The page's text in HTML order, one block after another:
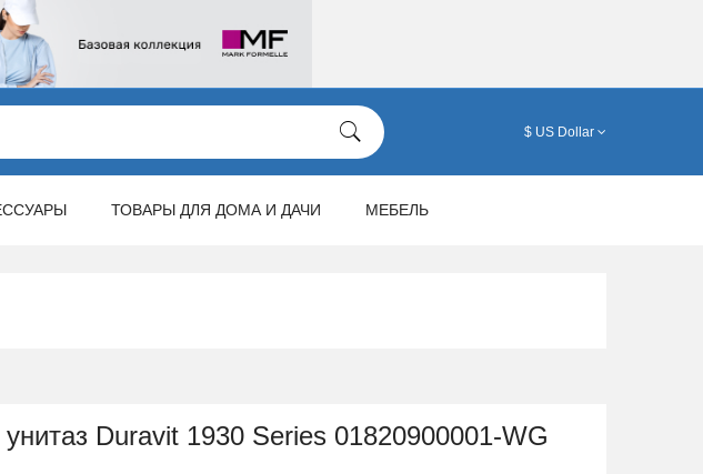
$ US Dollar
ТОВАРЫ ДЛЯ ДОМА И ДАЧИ МЕБЕЛЬ
Duravit 1930 Series 01820900001-WG